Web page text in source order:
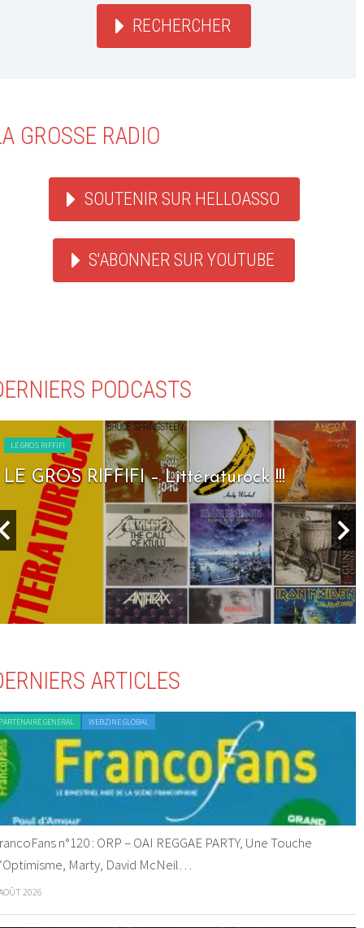
RECHERCHER
GROSSE RADIO
SOUTENIR SUR HELLOASSO
S'ABONNER SUR YOUTUBE
PODCASTS
LE GROS RIFFIFI
LE GROS RIFFIFI – Seven Days To Rock !!!
ARTICLES
GENERAL WEBZINE GLOBAL
n°120 : ORP – OAI REGGAE PARTY, Une Touche
Marty, David McNeil…
2026